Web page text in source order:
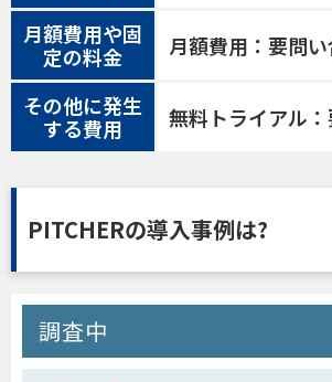
月額費用や固
定の料金
月額費用：要問
その他に発生
する費用
無料トライアル
PITCHERの導入事例は?
調査中